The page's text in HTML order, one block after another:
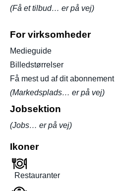
(Få et tilbud… er på vej)
For virksomheder
Medieguide
Billedstørrelser
Få mest ud af dit abonnement
(Markedsplads… er på vej)
Jobsektion
(Jobs… er på vej)
Ikoner
Restauranter